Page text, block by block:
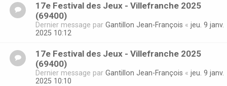
17e Festival des Jeux - Villefranche 2025
(69400)
Dernier message par Gantillon Jean-François « jeu. 9 janv.
2025 10:12
17e Festival des Jeux - Villefranche 2025
(69400)
Dernier message par Gantillon Jean-François « jeu. 9 janv.
2025 10:10